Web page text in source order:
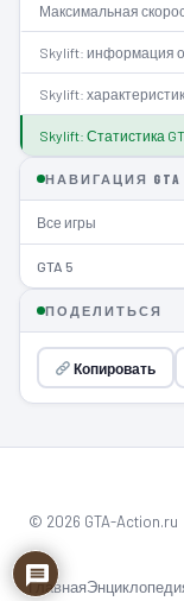
Максимальная
Skylift: информация о
Skylift:
Skylift: Статистика
НАВИГАЦИЯ GTA
Все игры
GTA 5
ПОДЕЛИТЬСЯ
Копировать
© 2026 GTA-Action.ru
Главная